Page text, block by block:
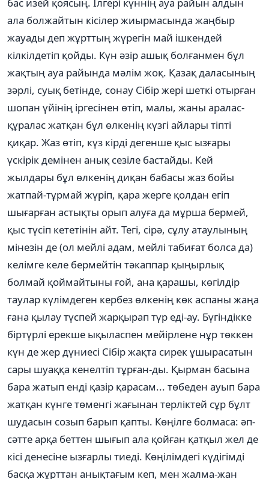
ала болжайтын кісілер жиырмасында жаңбыр
жауады деп жұрттың жүрегін май ішкендей
кілкілдетіп қойды. Күн әзір ашық болғанмен бұл
жақтың ауа райында мәлім жоқ. Қазақ даласының
зәрлі, суық бетінде, сонау Сібір жері шеткі отырған
шопан үйінің іргесінен өтіп, малы, жаны аралас-
құралас жатқан бұл өлкенің күзгі айлары тіпті
қиқар. Жаз өтіп, күз кірді дегенше қыс ызғары
үскірік демінен анық сезіле бастайды. Кей
жылдары бұл өлкенің диқан бабасы жаз бойы
жатпай-тұрмай жүріп, қара жерге қолдан егіп
шығарған астықты орып алуға да мұрша бермей,
қыс түсіп кететінін айт. Тегі, сірә, сұлу атаулының
мінезін де (ол мейлі адам, мейлі табиғат болса да)
келімге келе бермейтін тәкаппар қыңырлық
болмай қоймайтыны ғой, ана қарашы, көгілдір
таулар күлімдеген кербез өлкенің көк аспаны жаңа
ғана қылау түспей жарқырап түр еді-ау. Бүгіндікке
біртүрлі ерекше ықыласпен мейірлене нұр төккен
күн де жер дүниесі Сібір жақта сирек ұшырасатын
сары шуаққа кенелтіп тұрған-ды. Қырман басына
бара жатып енді қазір қарасам... төбеден ауып бара
жатқан күнге төменгі жағынан терліктей сұр бұлт
шудасын созып барып қапты. Көңілге болмаса: әп-
сәтте арқа беттен шығып ала қойған қатқыл жел де
кісі денесіне ызғарлы тиеді. Көңілімдегі күдігімді
басқа жұрттан анықтағым кеп, мен жалма-жан